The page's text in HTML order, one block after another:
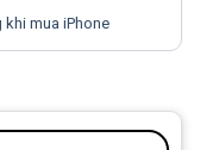
khi mua iPhone